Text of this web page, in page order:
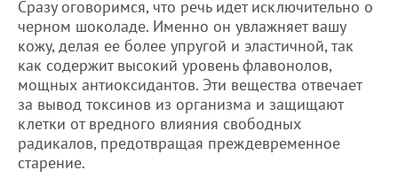
Сразу оговоримся, что речь идет исключительно о
черном шоколаде. Именно он увлажняет вашу
кожу, делая ее более упругой и эластичной, так
как содержит высокий уровень флавонолов,
мощных антиоксидантов. Эти вещества отвечает
за вывод токсинов из организма и защищают
клетки от вредного влияния свободных
радикалов, предотвращая преждевременное
старение.